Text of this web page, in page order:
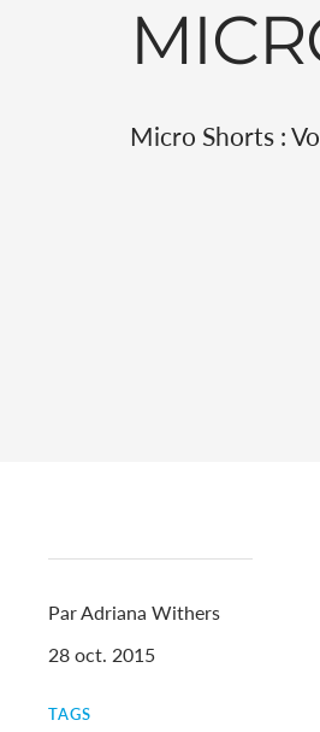
Micro Shorts :
Par Adriana Withers
28 oct. 2015
TAGS